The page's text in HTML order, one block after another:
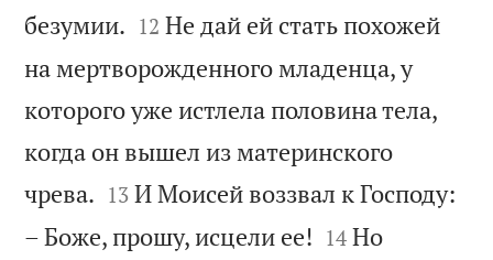
безумии. 

12 Не дай ей стать похожей
на мертворожденного младенца, у
которого уже истлела половина тела,
когда он вышел из материнского
чрева. 

13 И Моисей воззвал к Господу:
– Боже, прошу, исцели ее! 

14 Но